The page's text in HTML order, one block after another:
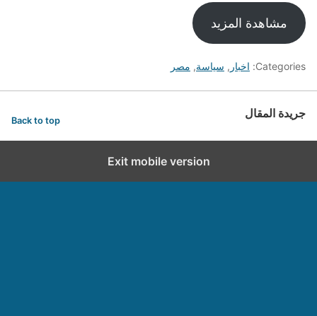
مشاهدة المزيد
Categories: اخبار , سياسة, مصر
جريدة المقال Back to top
Exit mobile version